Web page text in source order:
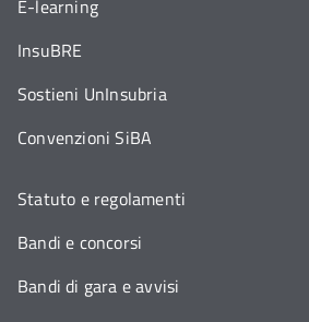
E-learning
InsuBRE
Sostieni UnInsubria
Convenzioni SiBA
Statuto e regolamenti
Bandi e concorsi
Bandi di gara e avvisi